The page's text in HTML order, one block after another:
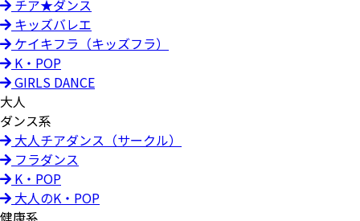
チア★ダンス
キッズバレエ
ケイキフラ（キッズフラ）
K・POP
GIRLS DANCE
大人
ダンス系
大人チアダンス（サークル）
フラダンス
K・POP
大人のK・POP
健康系